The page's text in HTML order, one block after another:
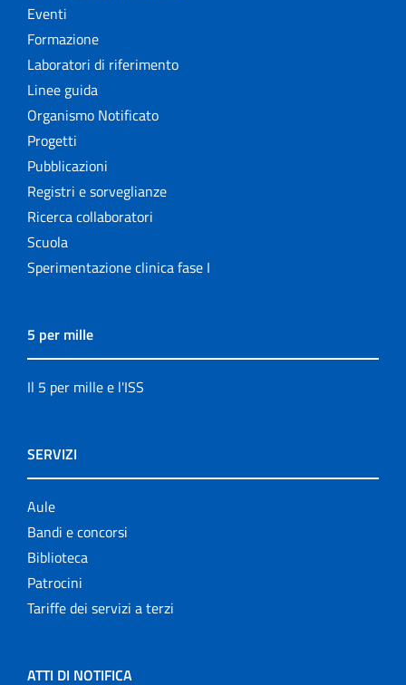
Eventi
Formazione
Laboratori di riferimento
Linee guida
Organismo Notificato
Progetti
Pubblicazioni
Registri e sorveglianze
Ricerca collaboratori
Scuola
Sperimentazione clinica fase I
5 per mille
Il 5 per mille e l'ISS
SERVIZI
Aule
Bandi e concorsi
Biblioteca
Patrocini
Tariffe dei servizi a terzi
ATTI DI NOTIFICA